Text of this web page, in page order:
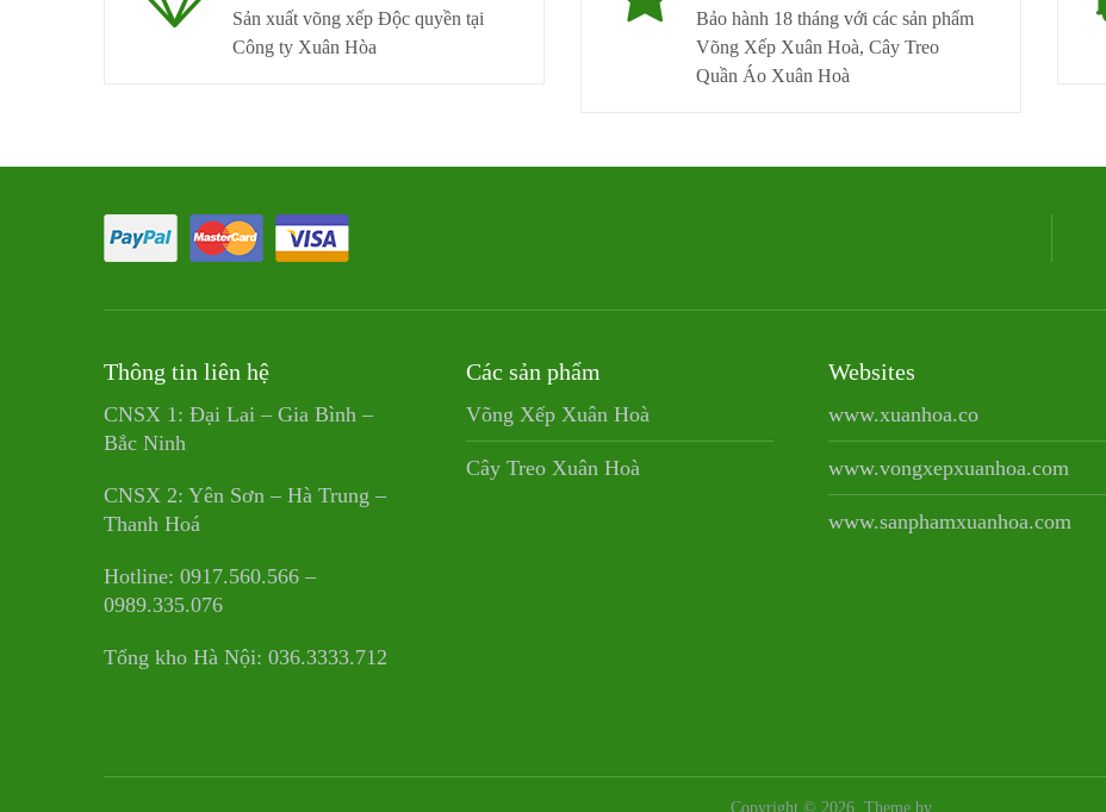
Sản xuất võng xếp Độc quyền tại
Công ty Xuân Hòa
Bảo hành 18 tháng với các sản phẩm
Võng Xếp Xuân Hoà, Cây Treo
Quần Áo Xuân Hoà
Thông tin liên hệ
CNSX 1: Đại Lai – Gia Bình –
Bắc Ninh
CNSX 2: Yên Sơn – Hà Trung –
Thanh Hoá
Hotline: 0917.560.566 –
0989.335.076
Tổng kho Hà Nội: 036.3333.712
Các sản phẩm
Võng Xếp Xuân Hoà
Cây Treo Xuân Hoà
Websites
www.xuanhoa.co
www.vongxepxuanhoa.com
www.sanphamxuanhoa.com
Copyright © 2026. Theme by